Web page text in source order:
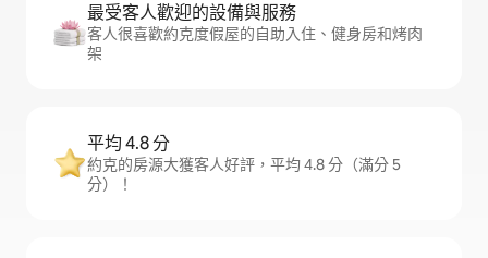
最受客人歡迎的設備與服務
客人很喜歡約克度假屋的自助入住、健身房和烤肉
架
平均 4.8 分
約克的房源大獲客人好評，平均 4.8 分（滿分 5
分）！